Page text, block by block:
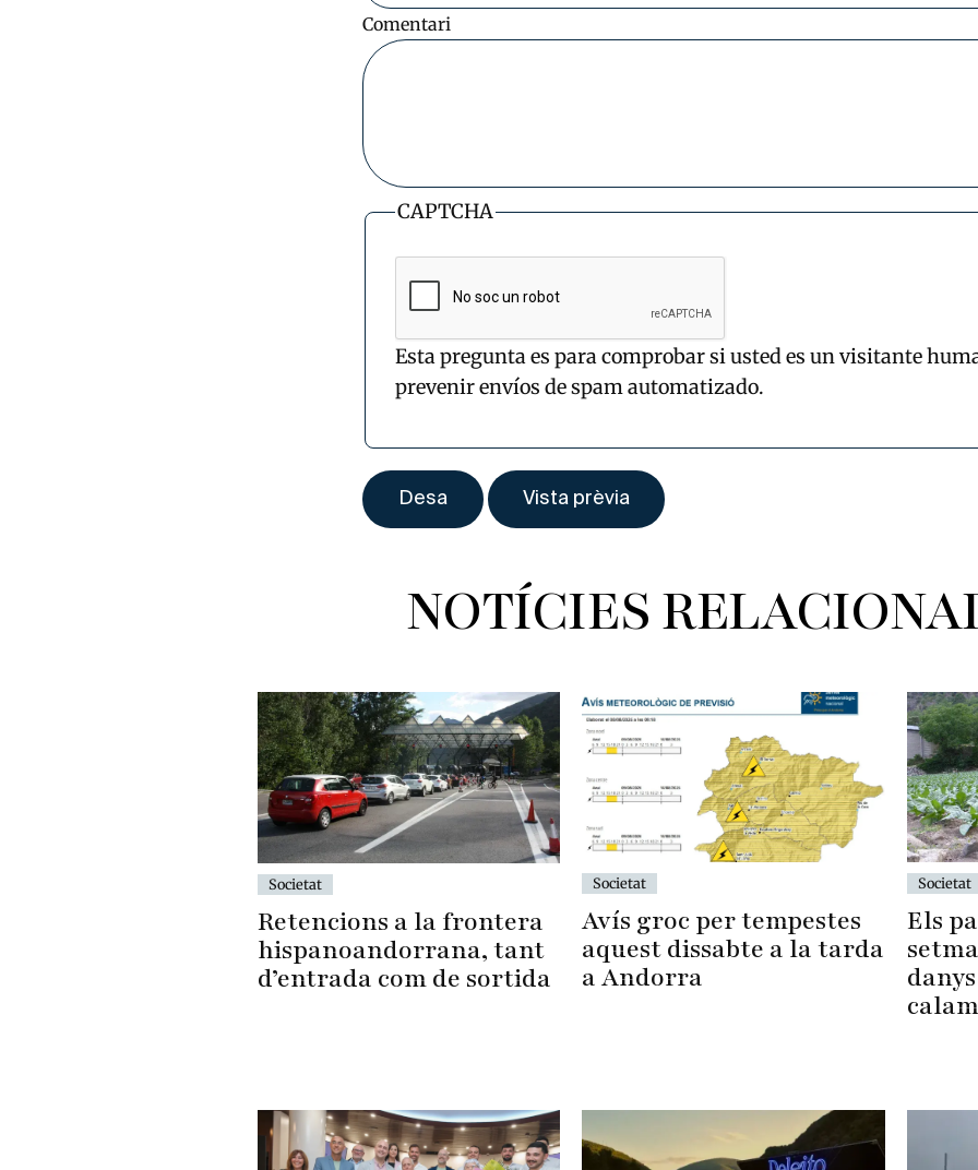
Comentari
CAPTCHA
Esta pregunta es para comprobar si usted es un visitante
prevenir envíos de spam automatizado.
NOTÍCIES
Societat
Retencions a la frontera
hispanoandorrana, tant
d’entrada com de sortida
Societat
Avís groc per tempestes
aquest dissabte a la tarda
a Andorra
Societat
Els